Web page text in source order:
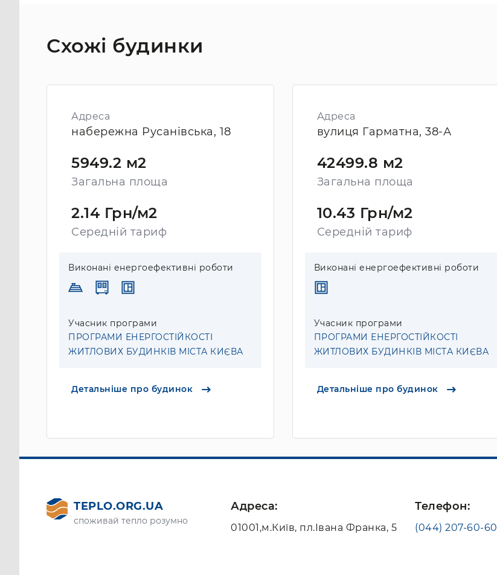
Схожі будинки
Адреса
набережна Русанівська, 18
5949.2 м2
Загальна площа
2.14 Грн/м2
Середній тариф
Виконані енергоефективні роботи
Учасник програми
ПРОГРАМИ ЕНЕРГОСТІЙКОСТІ
ЖИТЛОВИХ БУДИНКІВ МІСТА КИЄВА
Детальніше про будинок
Адреса
вулиця Гарматна, 38-А
42499.8 м2
Загальна площа
10.43 Грн/м2
Середній тариф
Виконані енергоефективні роботи
Учасник програми
ПРОГРАМИ ЕНЕРГОСТІЙКОСТІ
ЖИТЛОВИХ БУДИНКІВ МІСТА КИЄВА
Детальніше про будинок
TEPLO.ORG.UA
споживай тепло розумно
Адреса:
01001,м.Київ, пл.Івана Франка, 5
Телефон:
(044) 207-60-60